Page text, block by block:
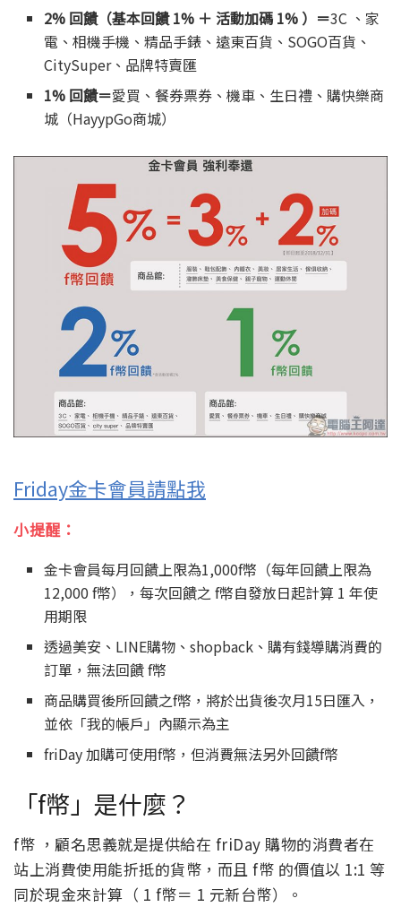
2% 回饋（基本回饋 1% ＋ 活動加碼 1% ）＝3C 、家
電、相機手機、精品手錶、遠東百貨、SOGO百貨、
CitySuper、品牌特賣匯
1% 回饋＝愛買、餐券票券、機車、生日禮、購快樂商
城（HayypGo商城）
Friday金卡會員請點我
小提醒：
金卡會員每月回饋上限為1,000f幣（每年回饋上限為
12,000 f幣），每次回饋之 f幣自發放日起計算 1 年使
用期限
透過美安、LINE購物、shopback、購有錢導購消費的
訂單，無法回饋 f幣
商品購買後所回饋之f幣，將於出貨後次月15日匯入，
並依「我的帳戶」內顯示為主
friDay 加購可使用f幣，但消費無法另外回饋f幣
「f幣」是什麼？
f幣 ，顧名思義就是提供給在 friDay 購物的消費者在
站上消費使用能折抵的貨幣，而且 f幣 的價值以 1:1 等
同於現金來計算（ 1 f幣＝ 1 元新台幣）。